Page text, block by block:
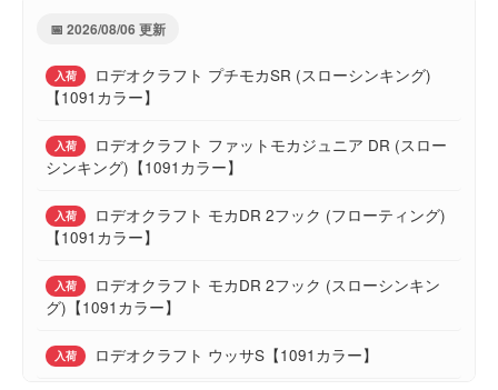
エバーグリーン コンバットスティック オライオ
ン ユミハリ OCSC-67MH
ご予約
エバーグリーン コンバットスティック オライオ
ン ムーンゲイザー OCSC-69MH
ご予約
エバーグリーン ソルティーセンセーション スペ
リオル マニューバー SPRS-84M-T
📅 2026/08/06 更新
入荷
ロデオクラフト プチモカSR (スローシンキング)
【1091カラー】
入荷
ロデオクラフト ファットモカジュニア DR (スロー
シンキング)【1091カラー】
入荷
ロデオクラフト モカDR 2フック (フローティング)
【1091カラー】
入荷
ロデオクラフト モカDR 2フック (スローシンキン
グ)【1091カラー】
入荷 ロデオクラフト ウッサS【1091カラー】